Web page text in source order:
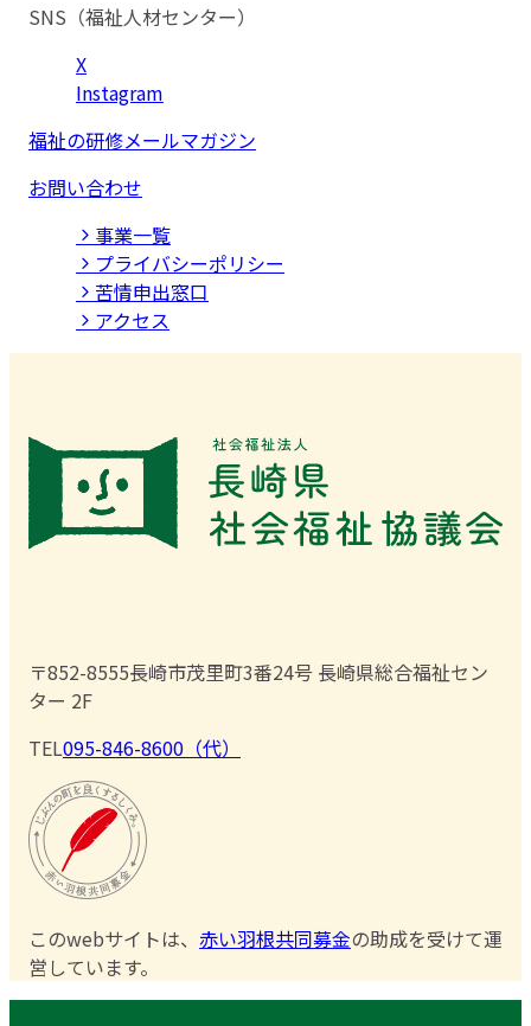
SNS（福祉人材センター）
X
Instagram
福祉の研修メールマガジン
お問い合わせ
事業⼀覧
プライバシーポリシー
苦情申出窓口
アクセス
〒852-8555長崎市茂里町3番24号 長崎県総合福祉セン
ター 2F
TEL095-846-8600（代）
このwebサイトは、 赤い羽根共同募金の助成を受けて運
営しています。